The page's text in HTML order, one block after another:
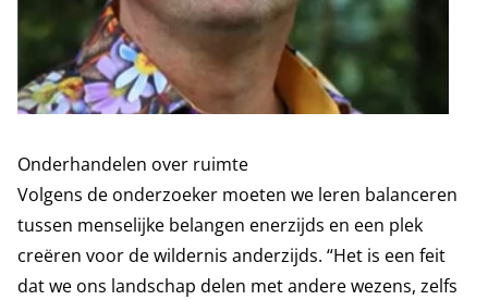
Onderhandelen over ruimte
Volgens de onderzoeker moeten we leren balanceren
tussen menselijke belangen enerzijds en een plek
creëren voor de wildernis anderzijds. “Het is een feit
dat we ons landschap delen met andere wezens, zelfs